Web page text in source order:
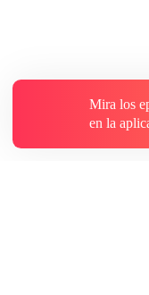
Mira los
en la